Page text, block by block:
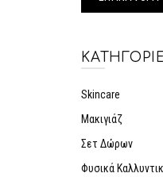
Skincare
Μακιγιάζ
Σετ Δώρων
Φυσικά